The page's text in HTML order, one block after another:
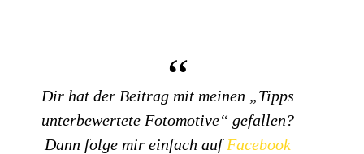
Dir hat der Beitrag mit meinen „Tipps
unterbewertete Fotomotive“ gefallen?
Dann folge mir einfach aufFacebook